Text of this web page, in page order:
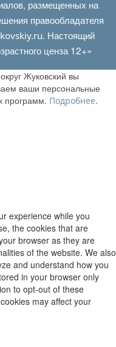
размещенных на
правообладателя
. Настоящий
ценза 12+»
Жуковский вы
ваши персональные
программ. Подробнее.
experience while you
the cookies that are
browser as they are
of the website. We also
and understand how you
in your browser only
to opt-out of these
may affect your